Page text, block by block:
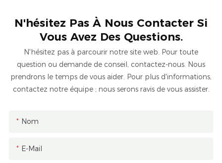
N'hésitez Pas À Nous Contacter Si
Vous Avez Des Questions.
N'hésitez pas à parcourir notre site web. Pour toute
question ou demande de conseil, contactez-nous. Nous
prendrons le temps de vous aider. Pour plus d'informations,
contactez notre équipe ; nous serons ravis de vous assister.
Nom
E-Mail